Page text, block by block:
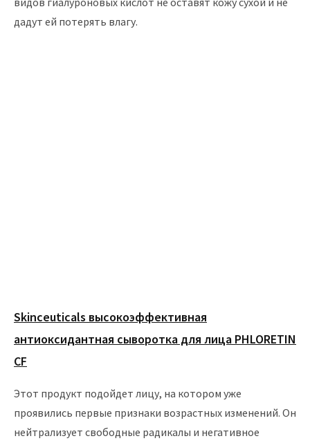
дадут ей потерять влагу.
Skinceuticals высокоэффективная
антиоксидантная сыворотка для лица PHLORETIN
CF
Этот продукт подойдет лицу, на котором уже
проявились первые признаки возрастных изменений. Он
нейтрализует свободные радикалы и негативное